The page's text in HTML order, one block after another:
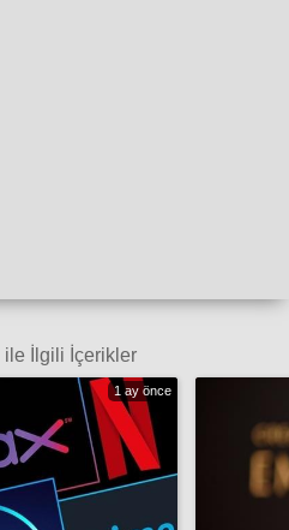
ile İlgili İçerikler
1 ay önce